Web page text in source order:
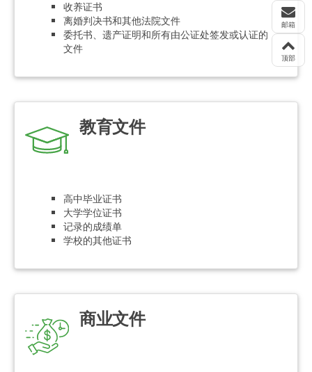
收养证书
离婚判决书和其他法院文件
委托书、遗产证明和所有由公证处签发或认证的
文件
教育文件
高中毕业证书
大学学位证书
记录的成绩单
学校的其他证书
商业文件
邮箱
顶部